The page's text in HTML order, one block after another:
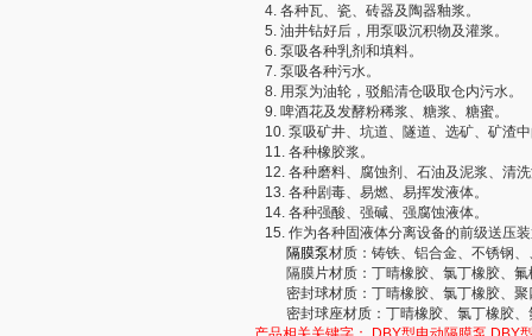
4. 各种瓦、瓷、砖器及陶器釉浆。
5. 油井钻好后，用泵吸沉积物及灌浆。
6. 泵吸各种乳剂和填料。
7. 泵吸各种污水。
8. 用泵为油轮，驳船清仓吸取仓内污水。
9. 啤酒花及发酵粉稀浆、糖浆、糖蜜。
10. 泵吸矿井、坑道、隧道、选矿、矿渣
11. 各种橡胶浆。
12. 各种磨料、腐蚀剂、石油及泥浆、清
13. 各种剧毒、易燃、易挥发液体。
14. 各种强酸、强碱、强腐蚀液体。
15. 作为各种固液体分离设备的前级送压
隔膜泵材质：铸铁、铝合金、不锈钢
隔膜片材质：丁晴橡胶、氯丁橡胶、氟
密封球材质：丁晴橡胶、氯丁橡胶、聚
密封球座材质：丁晴橡胶、氯丁橡胶、